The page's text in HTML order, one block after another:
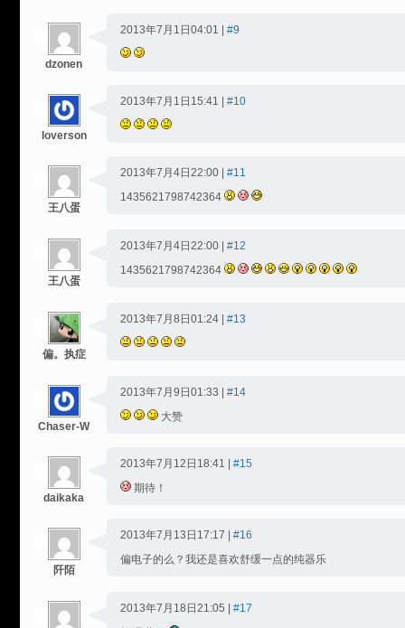
dzonen
2013年7月1日04:01 | #9
loverson
2013年7月1日15:41 | #10
王八蛋
2013年7月4日22:00 | #11
1435621798742364
王八蛋
2013年7月4日22:00 | #12
1435621798742364
偏。执症
2013年7月8日01:24 | #13
Chaser-W
2013年7月9日01:33 | #14
大赞
daikaka
2013年7月12日18:41 | #15
期待！
阡陌
2013年7月13日17:17 | #16
偏电子的么？我还是喜欢舒缓一点的纯器乐
2013年7月18日21:05 | #17